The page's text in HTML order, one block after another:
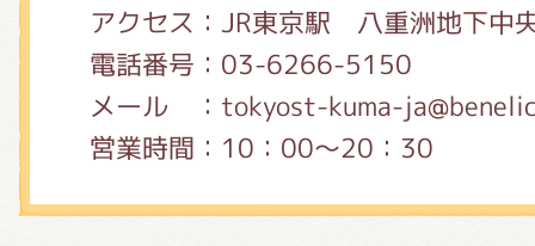
アクセス：JR東京駅 八重洲地下中
電話番号：03-6266-5150
メール ：tokyost-kuma-
営業時間：10：00～20：30